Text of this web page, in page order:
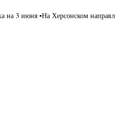
3 июня ▪️На Херсонском